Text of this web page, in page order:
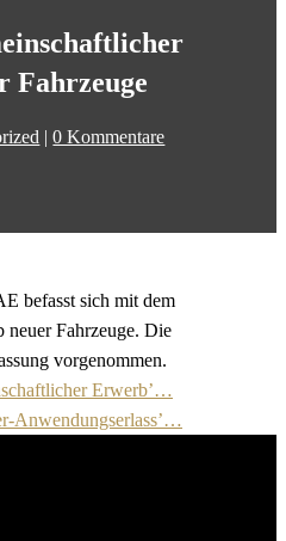
Fahrzeuge
|0 Kommentare
befasst sich mit dem
neuer Fahrzeuge. Die
vorgenommen.
Erwerb’…
Anwendungserlass’…